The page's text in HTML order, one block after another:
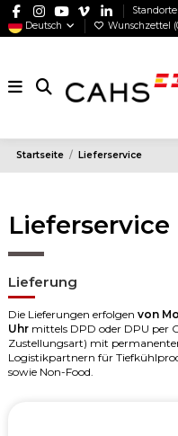
Standorte
Deutsch
Wunschzettel (
Startseite Lieferservice
Lieferservice
Lieferung
Die Lieferungen erfolgen von
Uhr mittels DPD oder DPU per
Zustellungsart) mit
Logistikpartnern für
sowie Non-Food.